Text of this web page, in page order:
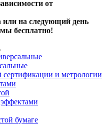
от
или на следующий день
бесплатно!
сертификации и метрологии
бумаге